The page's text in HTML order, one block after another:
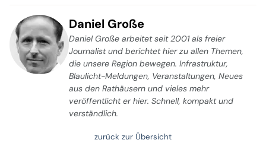
Daniel Große
Daniel Große arbeitet seit 2001 als freier
Journalist und berichtet hier zu allen Themen,
die unsere Region bewegen. Infrastruktur,
Blaulicht-Meldungen, Veranstaltungen, Neues
aus den Rathäusern und vieles mehr
veröffentlicht er hier. Schnell, kompakt und
verständlich.
zurück zur Übersicht